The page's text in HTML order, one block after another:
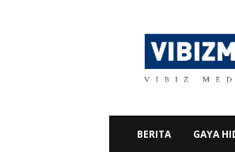
Vibizmedia.com
BERITA GAYA